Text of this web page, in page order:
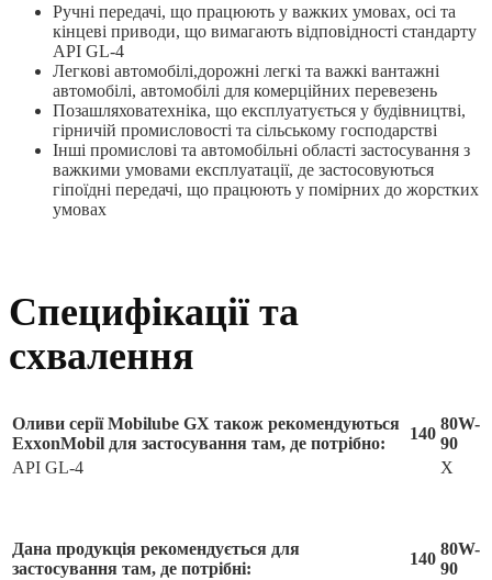
Ручні передачі, що працюють у важких умовах, осі та
кінцеві приводи, що вимагають відповідності стандарту
API GL-4
Легкові автомобілі,дорожні легкі та важкі вантажні
автомобілі, автомобілі для комерційних перевезень
Позашляховатехніка, що експлуатується у будівництві,
гірничій промисловості та сільському господарстві
Інші промислові та автомобільні області застосування з
важкими умовами експлуатації, де застосовуються
гіпоїдні передачі, що працюють у помірних до жорстких
умовах
Специфікації та
схвалення
Оливи серії Mobilube GX також рекомендуються
ExxonMobil для застосування там, де потрібно:
140
80W-
90
API GL-4
X
Дана продукція рекомендується для
застосування там, де потрібні:
140
80W-
90